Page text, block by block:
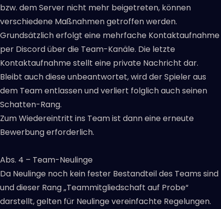
bzw. dem Server nicht mehr beigetreten, können
verschiedene Maßnahmen getroffen werden.
Grundsätzlich erfolgt eine mehrfache Kontaktaufnahme
per Discord über die Team-Kanäle. Die letzte
Kontaktaufnahme stellt eine private Nachricht dar.
Bleibt auch diese unbeantwortet, wird der Spieler aus
dem Team entlassen und verliert folglich auch seinen
Schatten-Rang.
Zum Wiedereintritt ins Team ist dann eine erneute
Bewerbung erforderlich.
Abs. 4 – Team-Neulinge
Da Neulinge noch kein fester Bestandteil des Teams sind
und dieser Rang „Teammitgliedschaft auf Probe“
darstellt, gelten für Neulinge vereinfachte Regelungen.